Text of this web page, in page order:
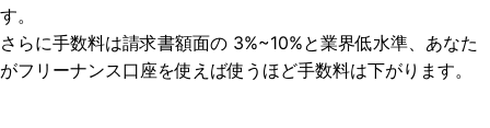
す。
さらに手数料は請求書額面の 3%~10%と業界低水準、あなた
がフリーナンス口座を使えば使うほど手数料は下がります。